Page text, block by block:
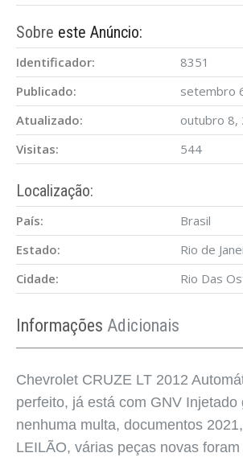
Sobre este Anúncio:
Identificador:
8351
Publicado:
setembro
Atualizado:
outubro 8,
Visitas:
544
Localização:
País:
Brasil
Estado:
Rio de
Cidade:
Rio Das
Informações Adicionais
Chevrolet CRUZE LT 2012
perfeito, já está com GNV Injetado
nenhuma multa, documentos
LEILÃO, várias peças novas